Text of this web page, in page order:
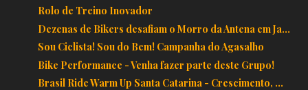
Rolo de Treino Inovador
Dezenas de Bikers desafiam o Morro da Antena em Ja...
Sou Ciclista! Sou do Bem! Campanha do Agasalho
Bike Performance - Venha fazer parte deste Grupo!
Brasil Ride Warm Up Santa Catarina - Crescimento, ...